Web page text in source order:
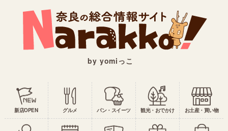
by yomiっこ
新店OPEN グルメ パン・スイーツ 観光・おでかけ お土産・買い物